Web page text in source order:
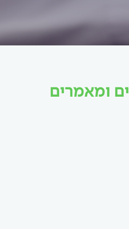
ומאמרים